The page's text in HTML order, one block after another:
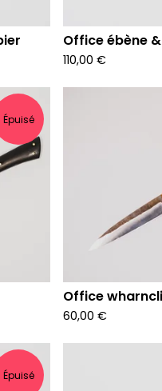
Office ébène
110,00 €
Épuisé
Office
60,00 €
Épuisé